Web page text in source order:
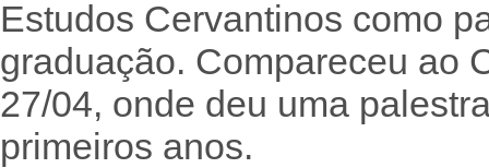
Estudos Cervantinos como
graduação. Compareceu ao
27/04, onde deu uma
primeiros anos.